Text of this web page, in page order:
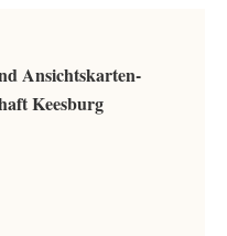
Ansichtskarten-
Keesburg